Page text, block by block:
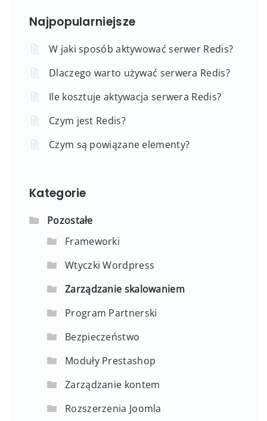
Najpopularniejsze
W jaki sposób aktywować serwer Redis?
Dlaczego warto używać serwera Redis?
Ile kosztuje aktywacja serwera Redis?
Czym jest Redis?
Czym są powiązane elementy?
Kategorie
Pozostałe
Frameworki
Wtyczki Wordpress
Zarządzanie skalowaniem
Program Partnerski
Bezpieczeństwo
Moduły Prestashop
Zarządzanie kontem
Rozszerzenia Joomla